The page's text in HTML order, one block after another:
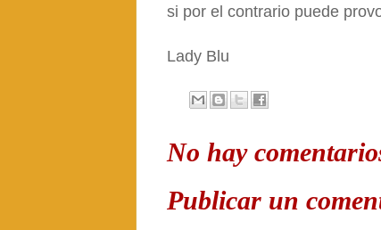
si por el contrario puede
Lady Blu
No hay
Publicar un